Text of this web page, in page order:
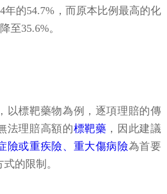
年的54.7%，而原本比例最高的化
至35.6%。
以標靶藥物為例，逐項理賠的傳
法理賠高額的標靶藥 ，因此建議
險或重疾險、重大傷病險為首要
的限制。